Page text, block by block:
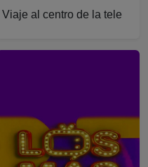
Viaje al centro de la tele